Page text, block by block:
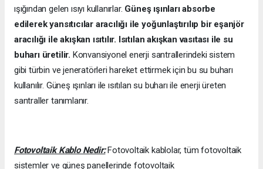
ışığından gelen ısıyı kullanırlar. Güneş ışınları absorbe
edilerek yansıtıcılar aracılığı ile yoğunlaştırılıp bir eşanjör
aracılığı ile akışkan ısıtılır. Isıtılan akışkan vasıtası ile su
buharı üretilir. Konvansiyonel enerji santrallerindeki sistem
gibi türbin ve jeneratörleri hareket ettirmek için bu su buharı
kullanılır. Güneş ışınları ile ısıtılan su buharı ile enerji üreten
santraller tanımlanır.
Fotovoltaik Kablo Nedir:Fotovoltaik kablolar, tüm fotovoltaik
sistemler ve güneş panellerinde fotovoltaik